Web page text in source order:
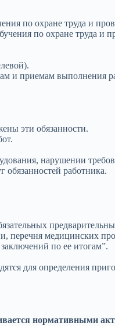
по охране труда и
по охране труда
и приемам
эти обязанности.
нарушении
работника.
перечня медицинских
по ее итогам”.
для определения
нормативными